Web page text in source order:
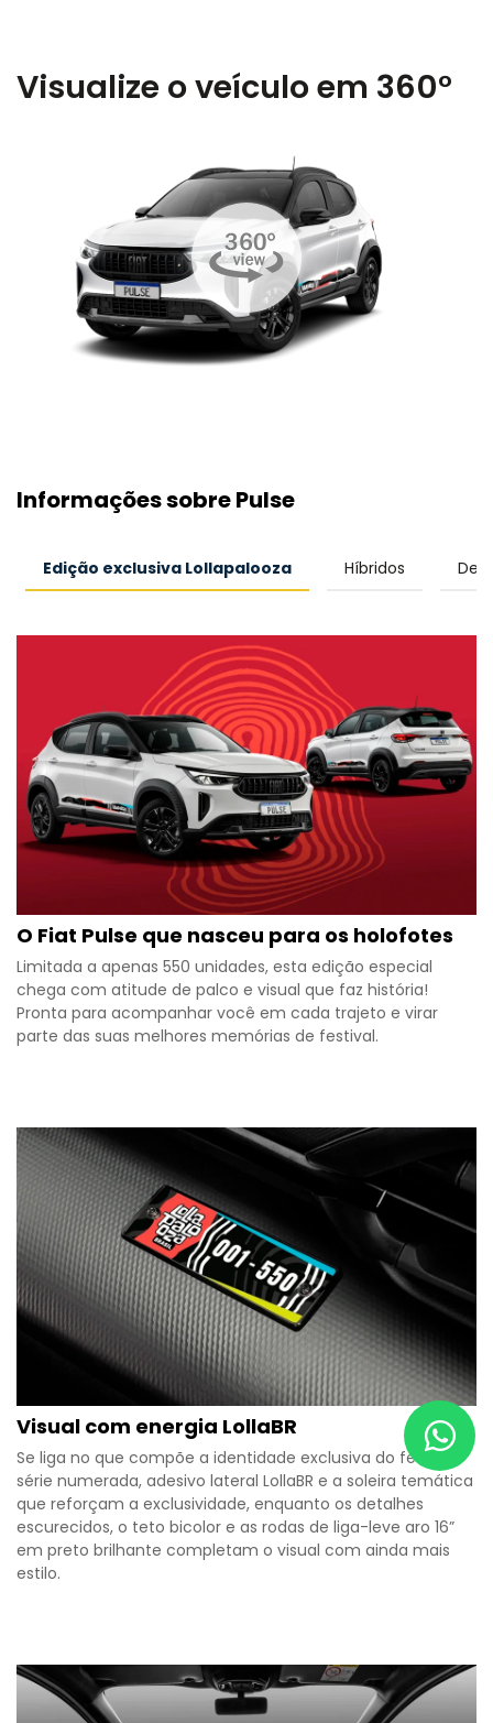
Visualize o veículo em 360°
Informações sobre Pulse
Edição exclusiva Lollapalooza Híbridos
O Fiat Pulse que nasceu para os holofotes
Limitada a apenas 550 unidades, esta edição especial
chega com atitude de palco e visual que faz história!
Pronta para acompanhar você em cada trajeto e virar
parte das suas melhores memórias de festival.
Visual com energia LollaBR
Se liga no que compõe a identidade exclusiva do festival:
série numerada, adesivo lateral LollaBR e a soleira temática
que reforçam a exclusividade, enquanto os detalhes
escurecidos, o teto bicolor e as rodas de liga-leve aro 16”
em preto brilhante completam o visual com ainda mais
estilo.